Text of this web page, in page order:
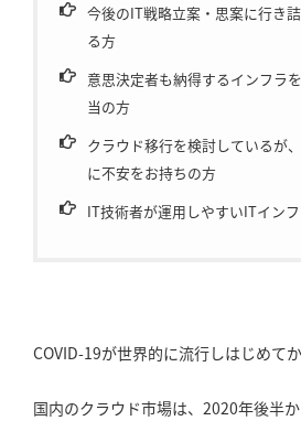
今後のIT戦略立案・思案に行き
る方
意思決定者も納得するインフラ
当の方
クラウド移行を検討しているが
に不安をお持ちの方
IT技術者が運用しやすいITイン
COVID-19が世界的に流行しはじめて
国内のクラウド市場は、2020年後半か